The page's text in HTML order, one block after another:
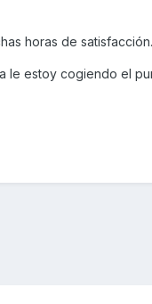
horas de
le estoy cogiendo el